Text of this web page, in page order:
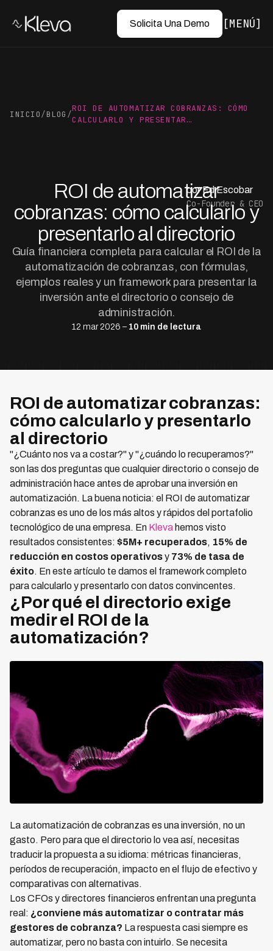
Solicita Una Demo MENÚ
INICIO/BLOG /
ROI DE AUTOMATIZAR COBRANZAS: CÓMO
CALCULARLO Y PRESENTAR…
ROI de automatizar
cobranzas: cómo calcularlo y
presentarlo al directorio
Guía financiera completa para calcular el ROI de la
automatización de cobranzas, con fórmulas,
ejemplos reales y un framework para presentar la
inversión ante el directorio o consejo de
administración.
12 mar 2026 – 10 min de lectura
por Ed Escobar
Co-Founder & CEO
ROI de automatizar cobranzas:
cómo calcularlo y presentarlo
al directorio
"¿Cuánto nos va a costar?" y "¿cuándo lo recuperamos?"
son las dos preguntas que cualquier directorio o consejo de
administración hace antes de aprobar una inversión en
automatización. La buena noticia: el ROI de automatizar
cobranzas es uno de los más altos y rápidos del portafolio
tecnológico de una empresa. En Kleva hemos visto
resultados consistentes: $5M+ recuperados, 15% de
reducción en costos operativosy 73% de tasa de
éxito. En este artículo te damos el framework completo
para calcularlo y presentarlo con datos convincentes.
¿Por qué el directorio exige
medir el ROI de la
automatización?
La automatización de cobranzas es una inversión, no un
gasto. Pero para que el directorio lo vea así, necesitas
traducir la propuesta a su idioma: métricas financieras,
períodos de recuperación, impacto en el flujo de efectivo y
comparativas con alternativas.
Los CFOs y directores financieros enfrentan una pregunta
real: ¿conviene más automatizar o contratar más
gestores de cobranza? La respuesta casi siempre es
automatizar, pero no basta con intuirlo. Se necesita